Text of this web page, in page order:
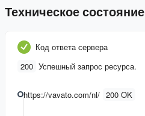
Техническое состояние
Код ответа сервера
200 Успешный запрос ресурса.
https://vavato.com/nl/ 200 OK